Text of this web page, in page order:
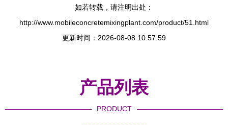
如若转载，请注明出处：
http://www.mobileconcretemixingplant.com/product/51.html
更新时间：2026-08-08 10:57:59
产品列表
PRODUCT